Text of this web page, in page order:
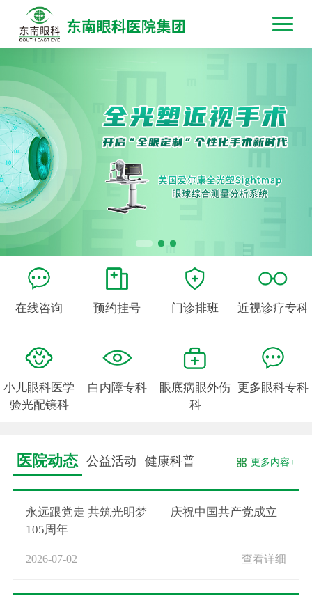
在线咨询 预约挂号 门诊排班 近视诊疗专科
小儿眼科医学
验光配镜科
白内障专科
眼底病眼外伤
科
更多眼科专科
医院动态 公益活动 健康科普 更多内容+
永远跟党走 共筑光明梦——庆祝中国共产党成立
105周年
2026-07-02 查看详细